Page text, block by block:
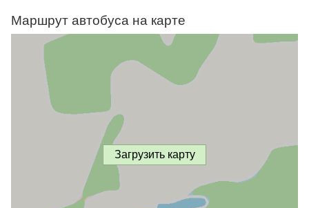
Маршрут автобуса на карте
Загрузить карту